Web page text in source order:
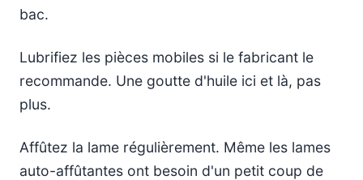
bac.
Lubrifiez les pièces mobiles si le fabricant le
recommande. Une goutte d'huile ici et là, pas
plus.
Affûtez la lame régulièrement. Même les lames
auto-affûtantes ont besoin d'un petit coup de